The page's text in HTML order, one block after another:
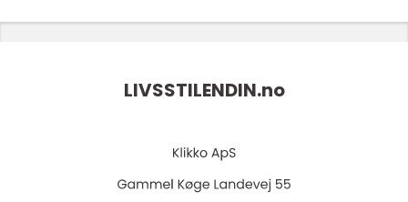
LIVSSTILENDIN.no